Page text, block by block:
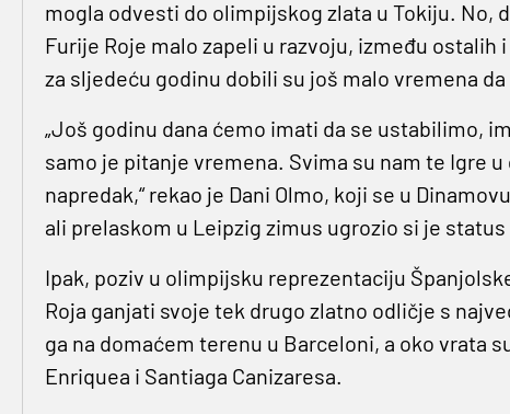
mogla odvesti do olimpijskog zlata u Tokiju. No,
Furije Roje malo zapeli u razvoju, između
za sljedeću godinu dobili su još malo vremena
„Još godinu dana ćemo imati da se ustabilimo,
samo je pitanje vremena. Svima su nam te Igre
napredak,“ rekao je Dani Olmo, koji se u
ali prelaskom u Leipzig zimus ugrozio si je
Ipak, poziv u olimpijsku reprezentaciju
Roja ganjati svoje tek drugo zlatno odličje s
ga na domaćem terenu u Barceloni, a oko vrata
Enriquea i Santiaga Canizaresa.